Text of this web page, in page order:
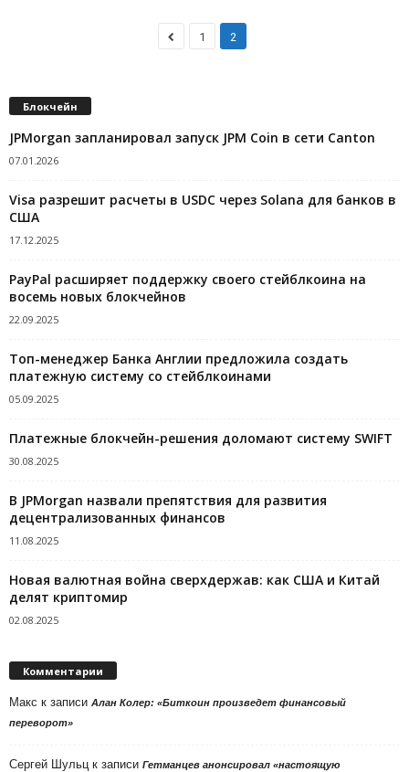
1 2
Блокчейн
JPMorgan запланировал запуск JPM Coin в сети Canton
07.01.2026
Visa разрешит расчеты в USDC через Solana для банков в
США
17.12.2025
PayPal расширяет поддержку своего стейблкоина на
восемь новых блокчейнов
22.09.2025
Топ-менеджер Банка Англии предложила создать
платежную систему со стейблкоинами
05.09.2025
Платежные блокчейн-решения доломают систему SWIFT
30.08.2025
В JPMorgan назвали препятствия для развития
децентрализованных финансов
11.08.2025
Новая валютная война сверхдержав: как США и Китай
делят криптомир
02.08.2025
Комментарии
Макс к записи Алан Колер: «Биткоин произведет финансовый
переворот»
Сергей Шульц к записи Гетманцев анонсировал «настоящую